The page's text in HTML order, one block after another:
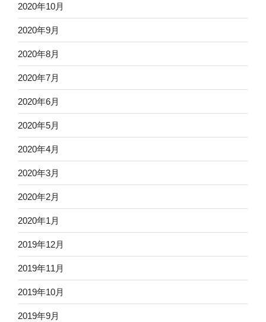
2020年10月
2020年9月
2020年8月
2020年7月
2020年6月
2020年5月
2020年4月
2020年3月
2020年2月
2020年1月
2019年12月
2019年11月
2019年10月
2019年9月